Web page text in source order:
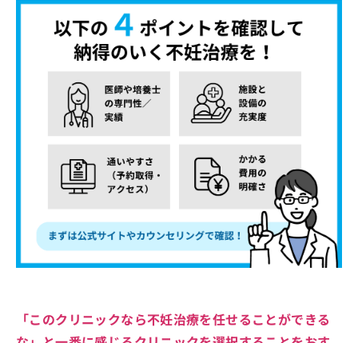
「このクリニックなら不妊治療を任せることができる